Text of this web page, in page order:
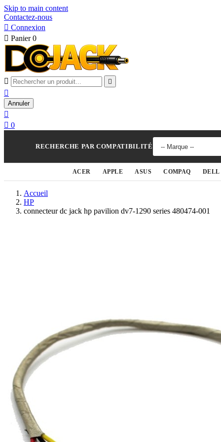
Skip to main content
Contactez-nous
 Connexion
 Panier 0
 

Annuler

 0
RECHERCHE PAR COMPATIBILITÉ
ACER APPLE ASUS COMPAQ DELL
Accueil
HP
connecteur dc jack hp pavilion dv7-1290 series 480474-001